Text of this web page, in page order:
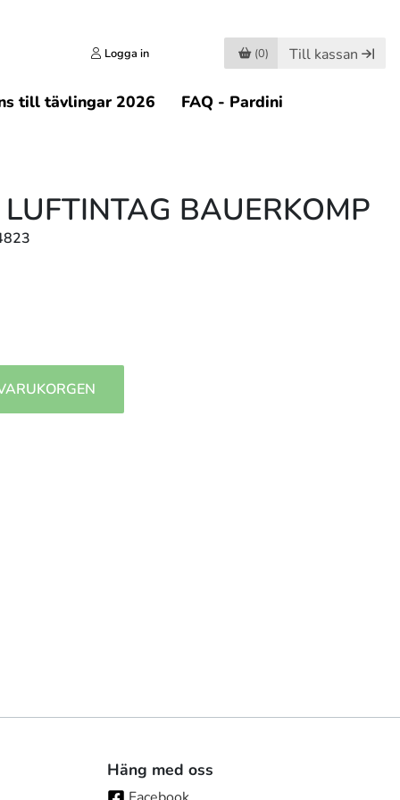
Logga in (0) Till kassan
till tävlingar 2026 FAQ - Pardini
LUFTINTAG BAUERKOMP
Häng med oss